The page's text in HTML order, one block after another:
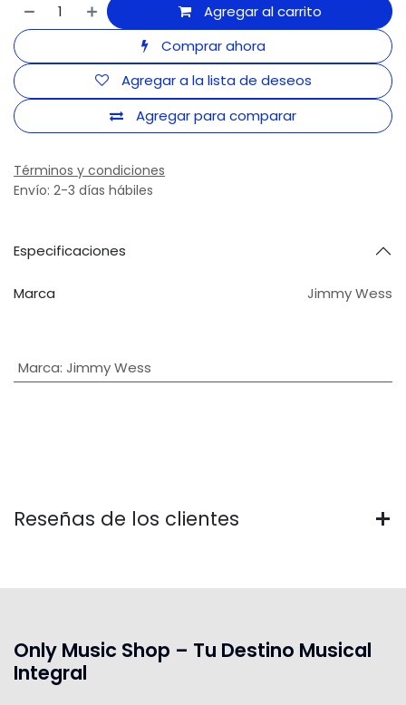
Agregar al carrito
Comprar ahora
Agregar para comparar
Agregar a la lista de deseos
Términos y condiciones
Envío: 2-3 días hábiles
Especificaciones
Marca Jimmy Wess
Marca: Jimmy Wess
Reseñas de los clientes
Only Music Shop – Tu Destino Musical
Integral